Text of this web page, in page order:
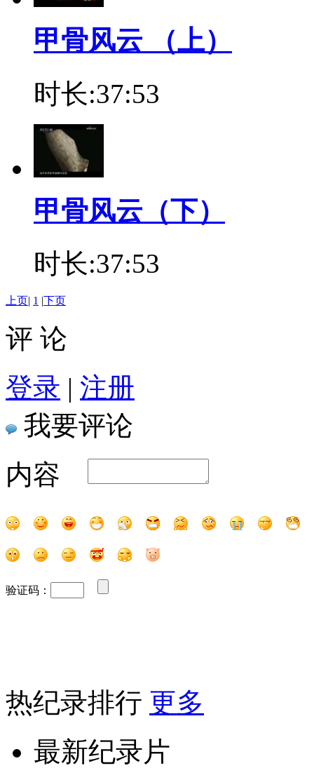
甲骨风云 （上）
时长:37:53
甲骨风云（下）
时长:37:53
上页| 1 |下页
评 论
登录 | 注册
我要评论
内容
验证码：
热纪录排行 更多
最新纪录片